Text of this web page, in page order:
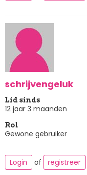
schrijvengeluk
Lid sinds
12 jaar 3 maanden
Rol
Gewone gebruiker
Login of registreer